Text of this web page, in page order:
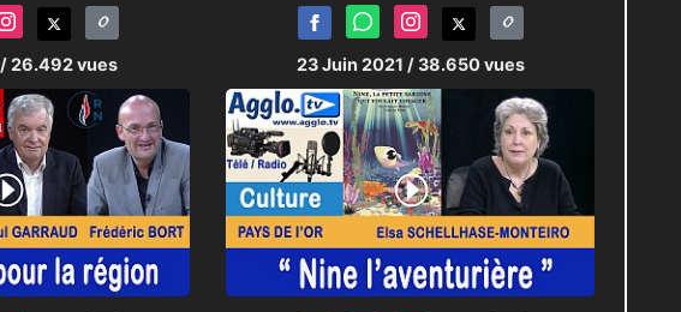
/ 26.492 vues 23 Juin 2021 / 38.650 vues